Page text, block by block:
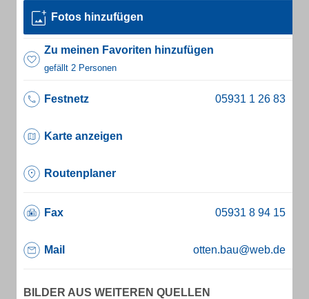
Fotos hinzufügen
Zu meinen Favoriten hinzufügen
gefällt 2 Personen
Festnetz
Karte anzeigen
Routenplaner
Fax
Mail otten.bau@web.de
BILDER AUS WEITEREN QUELLEN